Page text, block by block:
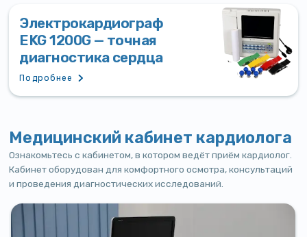
Электрокардиограф
EKG 1200G — точная
диагностика сердца
Подробнее
Медицинский кабинет кардиолога
Ознакомьтесь с кабинетом, в котором ведёт приём кардиолог.
Кабинет оборудован для комфортного осмотра, консультаций
и проведения диагностических исследований.